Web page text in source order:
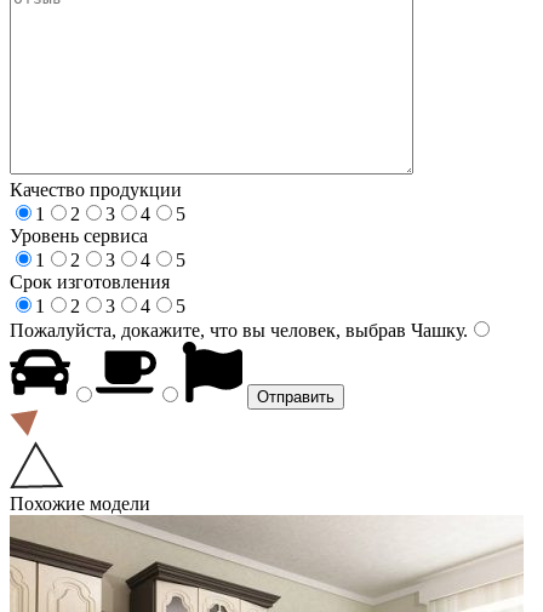
Качество продукции
1
2 3 4
5
Уровень сервиса
1
2 3 4
5
Срок изготовления
1
2 3 4
5
Пожалуйста, докажите, что вы человек, выбрав Чашку.
Похожие модели